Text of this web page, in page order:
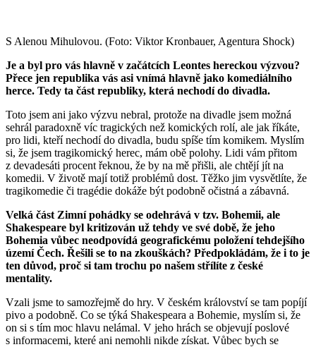
S Alenou Mihulovou. (Foto: Viktor Kronbauer, Agentura Shock)
Je a byl pro vás hlavně v začátcích Leontes hereckou výzvou?
Přece jen republika vás asi vnímá hlavně jako komediálního
herce. Tedy ta část republiky, která nechodí do divadla.
Toto jsem ani jako výzvu nebral, protože na divadle jsem možná
sehrál paradoxně víc tragických než komických rolí, ale jak říkáte,
pro lidi, kteří nechodí do divadla, budu spíše tím komikem. Myslím
si, že jsem tragikomický herec, mám obě polohy. Lidi vám přitom
z devadesáti procent řeknou, že by na mě přišli, ale chtějí jít na
komedii. V životě mají totiž problémů dost. Těžko jim vysvětlíte, že
tragikomedie či tragédie dokáže být podobně očistná a zábavná.
Velká část Zimní pohádky se odehrává v tzv. Bohemii, ale
Shakespeare byl kritizován už tehdy ve své době, že jeho
Bohemia vůbec neodpovídá geografickému položení tehdejšího
území Čech. Řešili se to na zkouškách? Předpokládám, že i to je
ten důvod, proč si tam trochu po našem střílíte z české
mentality.
Vzali jsme to samozřejmě do hry. V českém království se tam popíjí
pivo a podobně. Co se týká Shakespeara a Bohemie, myslím si, že
on si s tím moc hlavu nelámal. V jeho hrách se objevují poslové
s informacemi, které ani nemohli nikde získat. Vůbec bych se